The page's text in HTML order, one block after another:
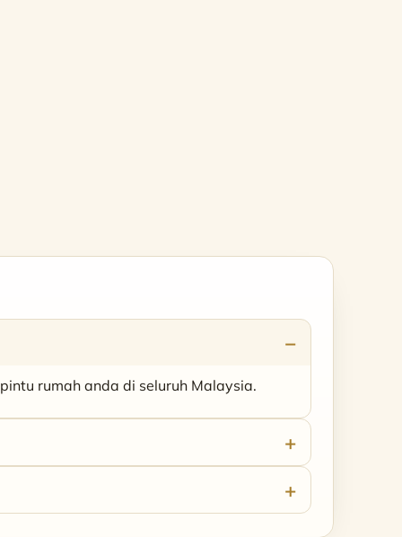
rumah anda di seluruh Malaysia.